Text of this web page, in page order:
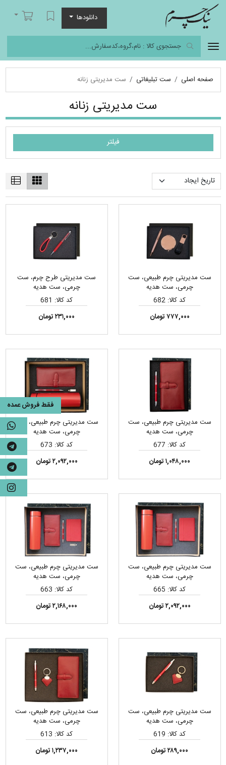
دانلودها
لیست مورد علاقه
سبد خرید
صفحه اصلی ست تبلیغاتی ست مدیریتی زنانه
ست مدیریتی زنانه
فیلتر
ست مدیریتی چرم طبیعی، ست
چرمی، ست هدیه
کد کالا: 682
۷۷۷,۰۰۰ تومان
ست مدیریتی طرح چرم، ست
چرمی، ست هدیه
کد کالا: 681
۲۳۱,۰۰۰ تومان
ست مدیریتی چرم طبیعی، ست
چرمی، ست هدیه
کد کالا: 677
۱,۰۴۸,۰۰۰ تومان
ست مدیریتی چرم طبیعی، ست
چرمی، ست هدیه
کد کالا: 673
۲,۰۹۲,۰۰۰ تومان
ست مدیریتی چرم طبیعی، ست
چرمی، ست هدیه
کد کالا: 665
۲,۰۹۲,۰۰۰ تومان
ست مدیریتی چرم طبیعی، ست
چرمی، ست هدیه
کد کالا: 663
۲,۱۶۸,۰۰۰ تومان
ست مدیریتی چرم طبیعی، ست
چرمی، ست هدیه
کد کالا: 619
۲۸۹,۰۰۰ تومان
ست مدیریتی چرم طبیعی، ست
چرمی، ست هدیه
کد کالا: 613
۱,۲۳۷,۰۰۰ تومان
فقط فروش عمده